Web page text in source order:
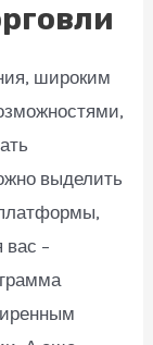
широким
выделить
–